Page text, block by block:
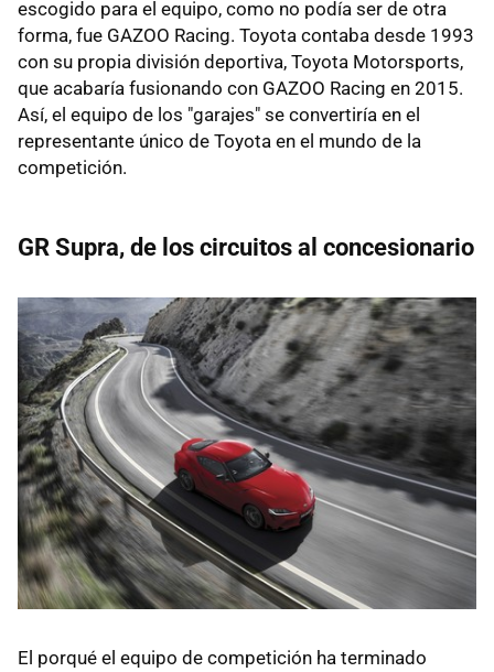
escogido para el equipo, como no podía ser de otra
forma, fue GAZOO Racing. Toyota contaba desde 1993
con su propia división deportiva, Toyota Motorsports,
que acabaría fusionando con GAZOO Racing en 2015.
Así, el equipo de los "garajes" se convertiría en el
representante único de Toyota en el mundo de la
competición.
GR Supra, de los circuitos al concesionario
El porqué el equipo de competición ha terminado